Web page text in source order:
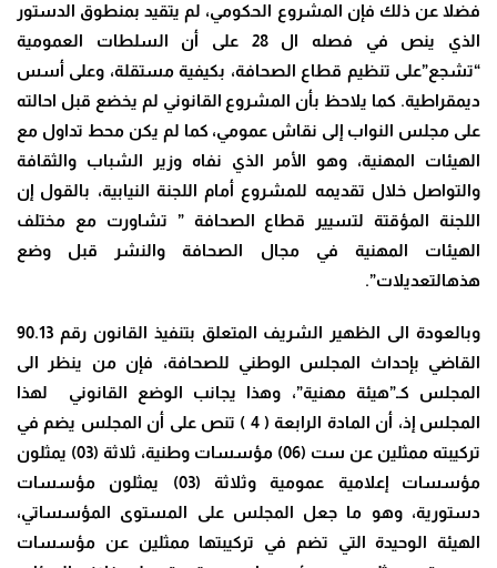
فضلا عن ذلك فإن المشروع الحكومي، لم يتقيد بمنطوق الدستور
الذي ينص في فصله ال 28 على أن السلطات العمومية
“تشجع”على تنظيم قطاع الصحافة، بكيفية مستقلة، وعلى أسس
ديمقراطية. كما يلاحظ بأن المشروع القانوني لم يخضع قبل احالته
على مجلس النواب إلى نقاش عمومي، كما لم يكن محط تداول مع
الهيئات المهنية، وهو الأمر الذي نفاه وزير الشباب والثقافة
والتواصل خلال تقديمه للمشروع أمام اللجنة النيابية، بالقول إن
اللجنة المؤقتة لتسيير قطاع الصحافة ” تشاورت مع مختلف
الهيئات المهنية في مجال الصحافة والنشر قبل وضع
هذهالتعديلات”.
وبالعودة الى الظهير الشريف المتعلق بتنفيذ القانون رقم 90.13
القاضي بإحداث المجلس الوطني للصحافة، فإن من ينظر الى
المجلس كـ”هيئة مهنية”، وهذا يجانب الوضع القانوني لهذا
المجلس إذ، أن المادة الرابعة ( 4 ) تنص على أن المجلس يضم في
تركيبته ممثلين عن ست (06) مؤسسات وطنية، ثلاثة (03) يمثلون
مؤسسات إعلامية عمومية وثلاثة (03) يمثلون مؤسسات
دستورية، وهو ما جعل المجلس على المستوى المؤسساتي،
الهيئة الوحيدة التي تضم في تركيبتها ممثلين عن مؤسسات